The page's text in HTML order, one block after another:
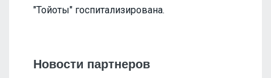
"Тойоты" госпитализирована.
Новости партнеров